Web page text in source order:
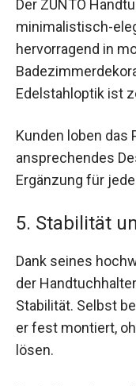
Der ZUNTO
minimalistisch-
hervorragend in
Edelstahloptik ist
Kunden loben das
ansprechendes
Ergänzung für
5. Stabilität
Dank seines
der
Stabilität. Selbst
er fest montiert,
lösen.